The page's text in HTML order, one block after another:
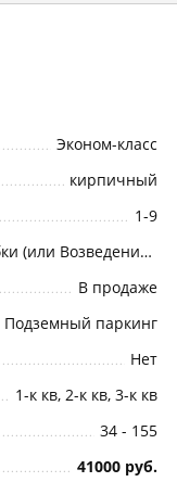
Эконом-класс
кирпичный
1-9
Возведение коробки (или Возведение корпуса)
В продаже
Подземный паркинг
Нет
1-к кв, 2-к кв, 3-к кв
34 - 155
41000 руб.